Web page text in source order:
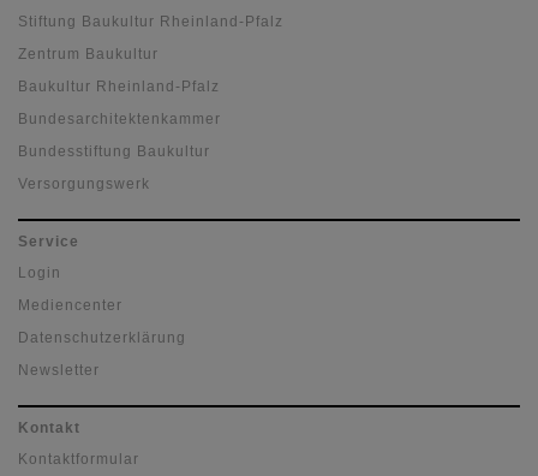
Stiftung Baukultur Rheinland-Pfalz
Zentrum Baukultur
Baukultur Rheinland-Pfalz
Bundesarchitektenkammer
Bundesstiftung Baukultur
Versorgungswerk
Service
Login
Mediencenter
Datenschutzerklärung
Newsletter
Kontakt
Kontaktformular